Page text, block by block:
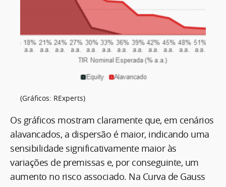
(Gráficos: RExperts)
Os gráficos mostram claramente que, em cenários
alavancados, a dispersão é maior, indicando uma
sensibilidade significativamente maior às
variações de premissas e, por conseguinte, um
aumento no risco associado. Na Curva de Gauss